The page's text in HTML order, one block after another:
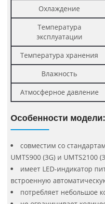
Охлаждение
Температура
эксплуатации
Температура хранения
Влажность
Атмосферное давление
Особенности модели:
совместим со
UMTS900 (3G) и UMTS2100
имеет LED-индикатор
встроенную
потребляет небольшое